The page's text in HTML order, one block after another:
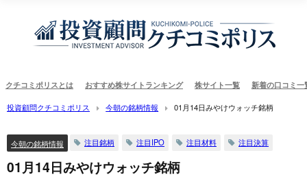
クチコミポリスとは おすすめ株サイトランキング 株サイト一覧 新着の口コミ一
投資顧問クチコミポリス 今朝の銘柄情報 01月14日みやけウォッチ銘柄
今朝の銘柄情報 注目銘柄 注目IPO 注目材料 注目決算
01月14日みやけウォッチ銘柄